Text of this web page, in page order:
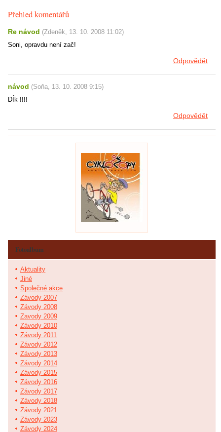
Přehled komentářů
Re návod (Zdeněk, 13. 10. 2008 11:02)
Soni, opravdu není zač!
Odpovědět
návod (Soňa, 13. 10. 2008 9:15)
DÍk !!!!
Odpovědět
Fotoalbum
Aktuality
Jiné
Společné akce
Závody 2007
Závody 2008
Zavody 2009
Závody 2010
Závody 2011
Závody 2012
Závody 2013
Závody 2014
Závody 2015
Závody 2016
Závody 2017
Závody 2018
Závody 2021
Závody 2023
Závody 2024